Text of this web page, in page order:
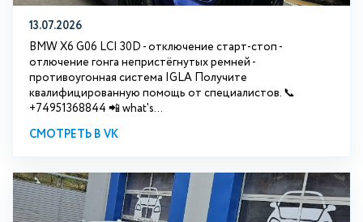
13.07.2026
BMW X6 G06 LCI 30D - отключение старт-стоп -
отлючение гонга непристёгнутых ремней -
противоугонная система IGLA Получите
квалифицированную помощь от специалистов. 📞
+74951368844 📲 what's...
СМОТРЕТЬ В VK